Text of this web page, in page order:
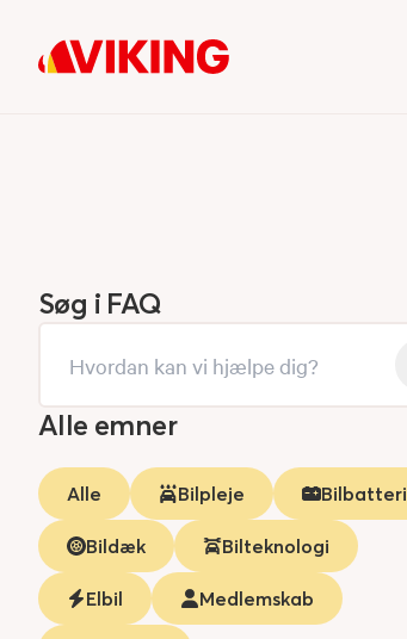
Søg i FAQ
Alle emner
Alle Bilpleje Bilbatteri
Bildæk Bilteknologi
Elbil Medlemskab